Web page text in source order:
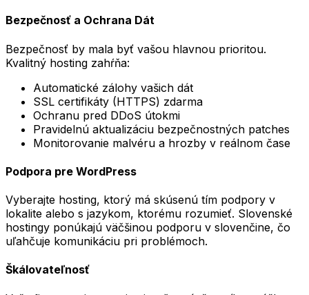
Bezpečnosť a Ochrana Dát
Bezpečnosť by mala byť vašou hlavnou prioritou.
Kvalitný hosting zahŕňa:
Automatické zálohy vašich dát
SSL certifikáty (HTTPS) zdarma
Ochranu pred DDoS útokmi
Pravidelnú aktualizáciu bezpečnostných patches
Monitorovanie malvéru a hrozby v reálnom čase
Podpora pre WordPress
Vyberajte hosting, ktorý má skúsenú tím podpory v
lokalite alebo s jazykom, ktorému rozumieť. Slovenské
hostingy ponúkajú väčšinou podporu v slovenčine, čo
uľahčuje komunikáciu pri problémoch.
Škálovateľnosť